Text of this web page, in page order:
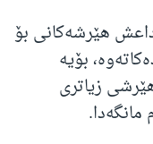
هێرشەکانی بۆ
بۆیە
زیاتری